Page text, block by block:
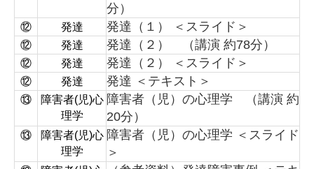
分）
⑫ 発達 発達（１） ＜スライド＞
⑫ 発達 発達（２） （講演 約78分）
⑫ 発達 発達（２） ＜スライド＞
⑫ 発達 発達 ＜テキスト＞
⑬
障害者(児)心
理学
障害者（児）の心理学 （講演 約
20分）
⑬
障害者(児)心
理学
障害者（児）の心理学 ＜スライド
＞